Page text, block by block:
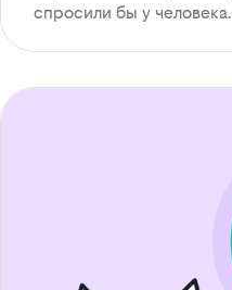
спросили бы у человека.